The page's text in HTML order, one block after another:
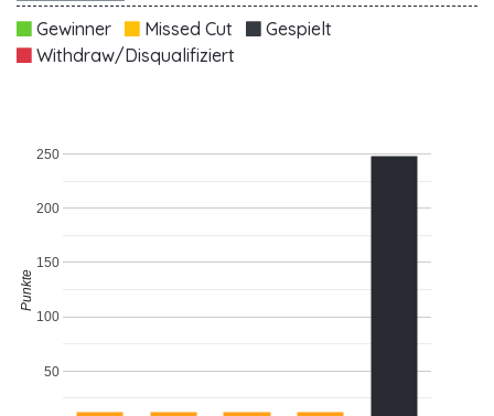
Gewinner Missed Cut
Gespielt
Withdraw/Disqualifiziert
50
100
150
200
250
Punkte